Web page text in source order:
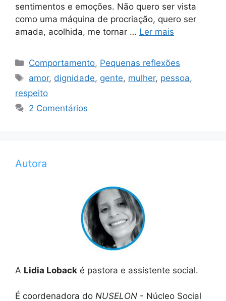
sentimentos e emoções. Não quero ser vista
como uma máquina de procriação, quero ser
amada, acolhida, me tornar … Ler mais
Categorias
Comportamento, Pequenas reflexões
Tags
amor, dignidade, gente, mulher, pessoa,
respeito
2 Comentários
Autora
A Lidia Loback é pastora e assistente social.
É coordenadora do NUSELON - Núcleo Social